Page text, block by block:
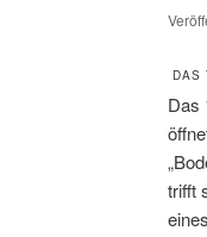
DAS
Das
trifft